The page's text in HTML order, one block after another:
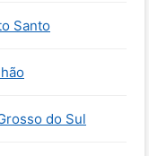
Santo
do Sul